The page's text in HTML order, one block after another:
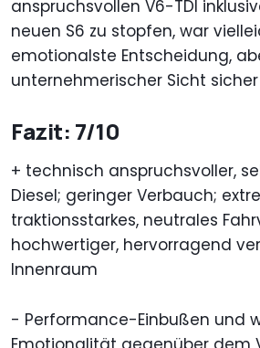
anspruchsvollen V6-TDI
neuen S6 zu stopfen, war
emotionalste Entscheidung,
unternehmerischer Sicht
Fazit: 7/10
+ technisch anspruchsvoller,
Diesel; geringer Verbauch;
traktionsstarkes, neutrales
hochwertiger, hervorragend
Innenraum
- Performance-Einbußen und